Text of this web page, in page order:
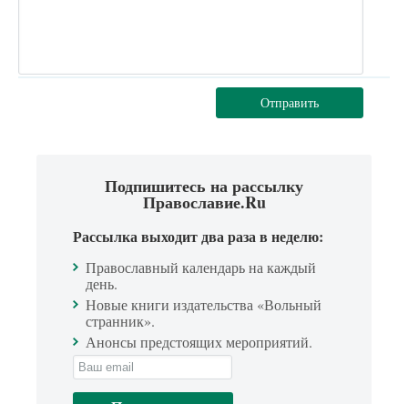
Отправить
Подпишитесь на рассылку
Православие.Ru
Рассылка выходит два раза в неделю:
Православный календарь на каждый
день.
Новые книги издательства «Вольный
странник».
Анонсы предстоящих мероприятий.